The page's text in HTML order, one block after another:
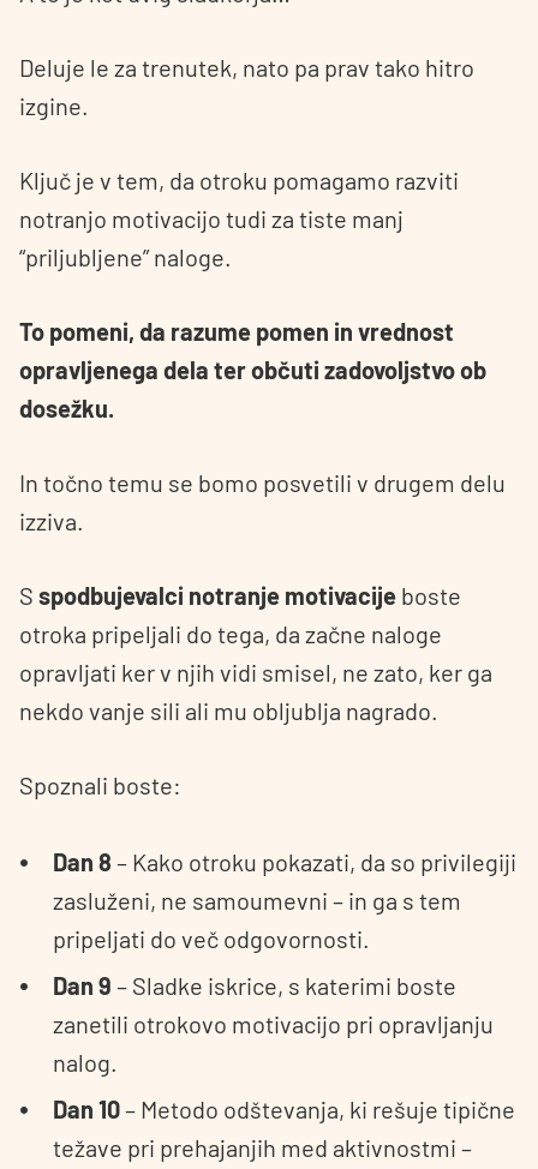
Deluje le za trenutek, nato pa prav tako hitro
izgine.
Ključ je v tem, da otroku pomagamo razviti
notranjo motivacijo tudi za tiste manj
“priljubljene” naloge.
To pomeni, da razume pomen in vrednost
opravljenega dela ter občuti zadovoljstvo ob
dosežku.
In točno temu se bomo posvetili v drugem delu
izziva.
S spodbujevalci notranje motivacije boste
otroka pripeljali do tega, da začne naloge
opravljati ker v njih vidi smisel, ne zato, ker ga
nekdo vanje sili ali mu obljublja nagrado.
Spoznali boste:
Dan 8 – Kako otroku pokazati, da so privilegiji
zasluženi, ne samoumevni – in ga s tem
pripeljati do več odgovornosti.
Dan 9 – Sladke iskrice, s katerimi boste
zanetili otrokovo motivacijo pri opravljanju
nalog.
Dan 10– Metodo odštevanja, ki rešuje tipične
težave pri prehajanjih med aktivnostmi –